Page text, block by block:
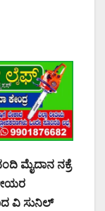
ಮೈದಾನ ನಕ್ರೆ
ವಿ ಸುನಿಲ್